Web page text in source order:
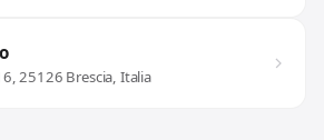
25126 Brescia, Italia